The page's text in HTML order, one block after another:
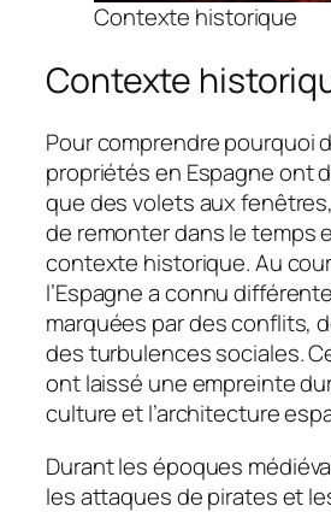
Contexte historique
Contexte
Pour comprendre pourquoi
propriétés en Espagne ont
que des volets aux
de remonter dans le temps
contexte historique. Au
l’Espagne a connu
marquées par des conflits,
des turbulences sociales.
ont laissé une empreinte
culture et l’architecture
Durant les époques
les attaques de pirates et